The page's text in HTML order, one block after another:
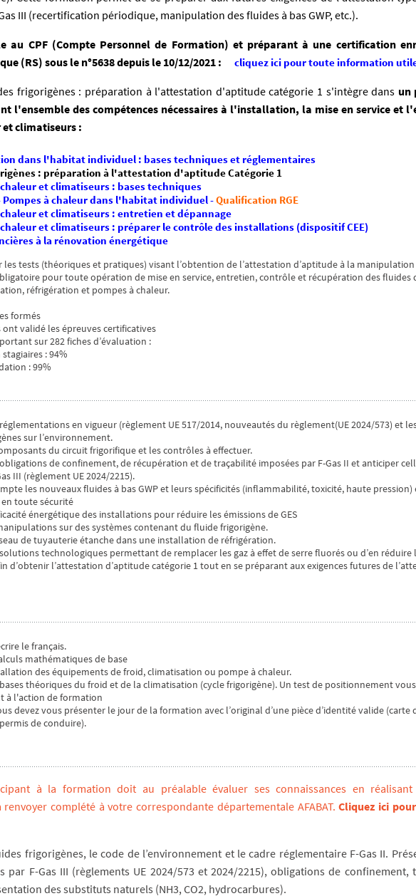
III (recertification périodique, manipulation des fluides à bas GWP, etc.).
au CPF (Compte Personnel de Formation) et préparant à une certification
(RS) sous le n°5638 depuis le 10/12/2021 :
cliquez ici pour toute information
frigorigènes : préparation à l'attestation d'aptitude catégorie 1 s'intègre dans un
l'ensemble des compétences nécessaires à l'installation, la mise en service et
et climatiseurs :
dans l'habitat individuel : bases techniques et réglementaires
: préparation à l'attestation d'aptitude Catégorie 1
chaleur et climatiseurs : bases techniques
Pompes à chaleur dans l'habitat individuel -Qualification RGE
chaleur et climatiseurs : entretien et dépannage
chaleur et climatiseurs : préparer le contrôle des installations (dispositif CEE)
à la rénovation énergétique
les tests (théoriques et pratiques) visant l’obtention de l’attestation d’aptitude à la
pour toute opération de mise en service, entretien, contrôle et récupération des fluides
réfrigération et pompes à chaleur.
formés
validé les épreuves certificatives
sur 282 fiches d’évaluation :
: 94%
: 99%
en vigueur (règlement UE 517/2014, nouveautés du règlement(UE 2024/573) et
sur l’environnement.
du circuit frigorifique et les contrôles à effectuer.
de confinement, de récupération et de traçabilité imposées par F-Gas II et anticiper
III (règlement UE 2024/2215).
les nouveaux fluides à bas GWP et leurs spécificités (inflammabilité, toxicité, haute
toute sécurité
énergétique des installations pour réduire les émissions de GES
sur des systèmes contenant du fluide frigorigène.
de tuyauterie étanche dans une installation de réfrigération.
technologiques permettant de remplacer les gaz à effet de serre fluorés ou d’en réduire
d’obtenir l’attestation d’aptitude catégorie 1 tout en se préparant aux exigences futures de
le français.
mathématiques de base
des équipements de froid, climatisation ou pompe à chaleur.
théoriques du froid et de la climatisation (cycle frigorigène). Un test de positionnement
à l'action de formation
devez vous présenter le jour de la formation avec l’original d’une pièce d’identité valide (carte
de conduire).
à la formation doit au préalable évaluer ses connaissances en
renvoyer complété àvotre correspondante départementale AFABAT. Cliquez ici
frigorigènes, le code de l’environnement et le cadre réglementaire F-Gas II.
par F-Gas III (règlements UE 2024/573 et 2024/2215), obligations de confinement,
des substituts naturels (NH3, CO2, hydrocarbures).